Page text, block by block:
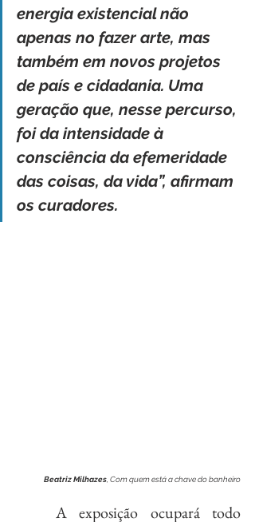
energia existencial não
apenas no fazer arte, mas
também em novos projetos
de país e cidadania. Uma
geração que, nesse percurso,
foi da intensidade à
consciência da efemeridade
das coisas, da vida”, afirmam
os curadores.
Beatriz Milhazes , Com quem está a chave do banheiro